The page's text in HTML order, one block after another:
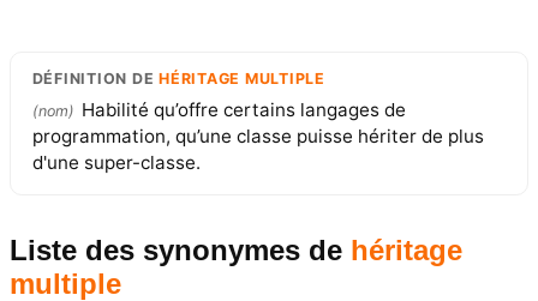
DÉFINITION DEHÉRITAGE MULTIPLE
(nom) Habilité qu’offre certains langages de
programmation, qu’une classe puisse hériter de plus
d'une super-classe.
Liste des synonymes de héritage
multiple